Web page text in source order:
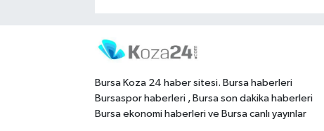
Bursa Koza 24 haber sitesi. Bursa haberleri
Bursaspor haberleri , Bursa son dakika haberleri
Bursa ekonomi haberleri ve Bursa canlı yayınlar